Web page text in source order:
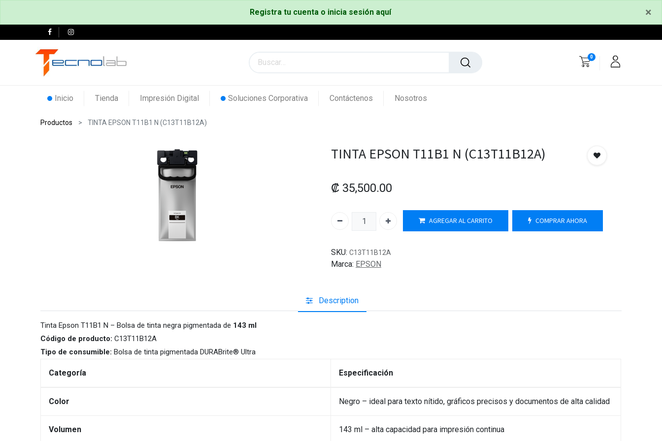
Registra tu cuenta o inicia sesión aquí ×
0
Inicio Tienda Impresión Digital Soluciones Corporativa Contáctenos Nosotros
Productos TINTA EPSON T11B1 N (C13T11B12A)
TINTA EPSON T11B1 N (C13T11B12A)
₡ 35,500.00
AGREGAR AL CARRITO COMPRAR AHORA
SKU: C13T11B12A
Marca: EPSON
Description
Tinta Epson T11B1 N – Bolsa de tinta negra pigmentada de 143 ml
Código de producto: C13T11B12A
Tipo de consumible: Bolsa de tinta pigmentada DURABrite® Ultra
Categoría Especificación
Color Negro – ideal para texto nítido, gráficos precisos y documentos de alta calidad
Volumen 143 ml – alta capacidad para impresión continua